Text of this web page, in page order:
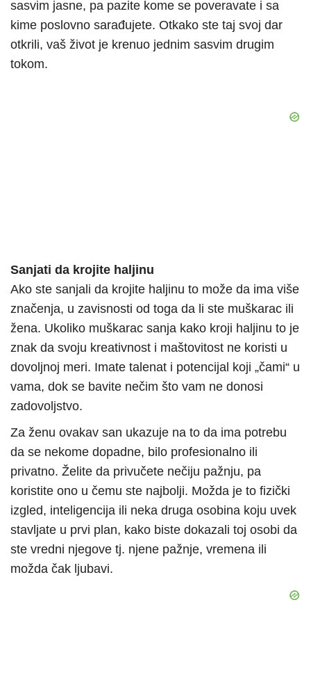
sasvim jasne, pa pazite kome se poveravate i sa
kime poslovno sarađujete. Otkako ste taj svoj dar
otkrili, vaš život je krenuo jednim sasvim drugim
tokom.
Sanjati da krojite haljinu
Ako ste sanjali da krojite haljinu to može da ima više
značenja, u zavisnosti od toga da li ste muškarac ili
žena. Ukoliko muškarac sanja kako kroji haljinu to je
znak da svoju kreativnost i maštovitost ne koristi u
dovoljnoj meri. Imate talenat i potencijal koji „čami“ u
vama, dok se bavite nečim što vam ne donosi
zadovoljstvo.
Za ženu ovakav san ukazuje na to da ima potrebu
da se nekome dopadne, bilo profesionalno ili
privatno. Želite da privučete nečiju pažnju, pa
koristite ono u čemu ste najbolji. Možda je to fizički
izgled, inteligencija ili neka druga osobina koju uvek
stavljate u prvi plan, kako biste dokazali toj osobi da
ste vredni njegove tj. njene pažnje, vremena ili
možda čak ljubavi.